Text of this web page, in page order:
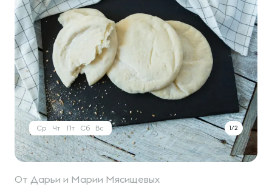
1/2
Ср Чт Пт Сб Вс
От Дарьи и Марии Мясищевых